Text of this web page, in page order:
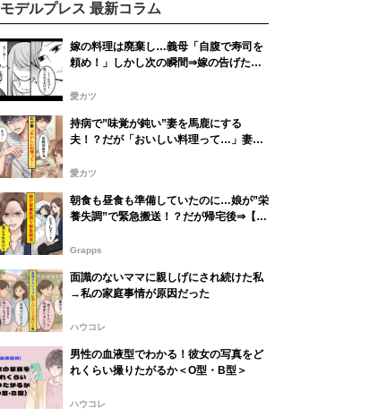
モデルプレス 最新コラム
嫁の料理は廃棄し…義母「自腹で寿司を
頼め！」しかし次の瞬間⇒嫁の告げた言
愛カツ
持病で”味覚が鈍い”妻を馬鹿にする
夫！？だが「おいしい料理って…」妻の
愛カツ
朝食も昼食も準備していたのに…娘が”栄
養失調”で緊急搬送！？だが帰宅後⇒【原
Grapps
面識のないママに親しげにされ続けた私
→私の家庭事情が原因だった
ハウコレ
男性の血液型でわかる！彼女の写真をど
れくらい撮りたがるか＜O型・B型＞
ハウコレ